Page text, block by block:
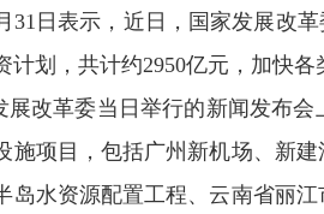
31日表示，近日，国家发展改
计划，共计约2950亿元，加快各
展改革委当日举行的新闻发布
施项目，包括广州新机场、新
岛水资源配置工程、云南省丽